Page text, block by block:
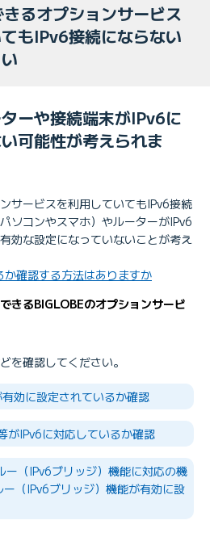
るオプションサービス
もIPv6接続にならない
ーや接続端末がIPv6に
可能性が考えられま
サービスを利用していてもIPv6接続
ソコンやスマホ）やルーターがIPv6
効な設定になっていないことが考え
か確認する方法はありますか
きるBIGLOBEのオプションサービ
（*1）
イト
を確認してください。
効に設定されているか確認
がIPv6に対応しているか確認
ー（IPv6ブリッジ）機能に対応の機
（IPv6ブリッジ）機能が有効に設